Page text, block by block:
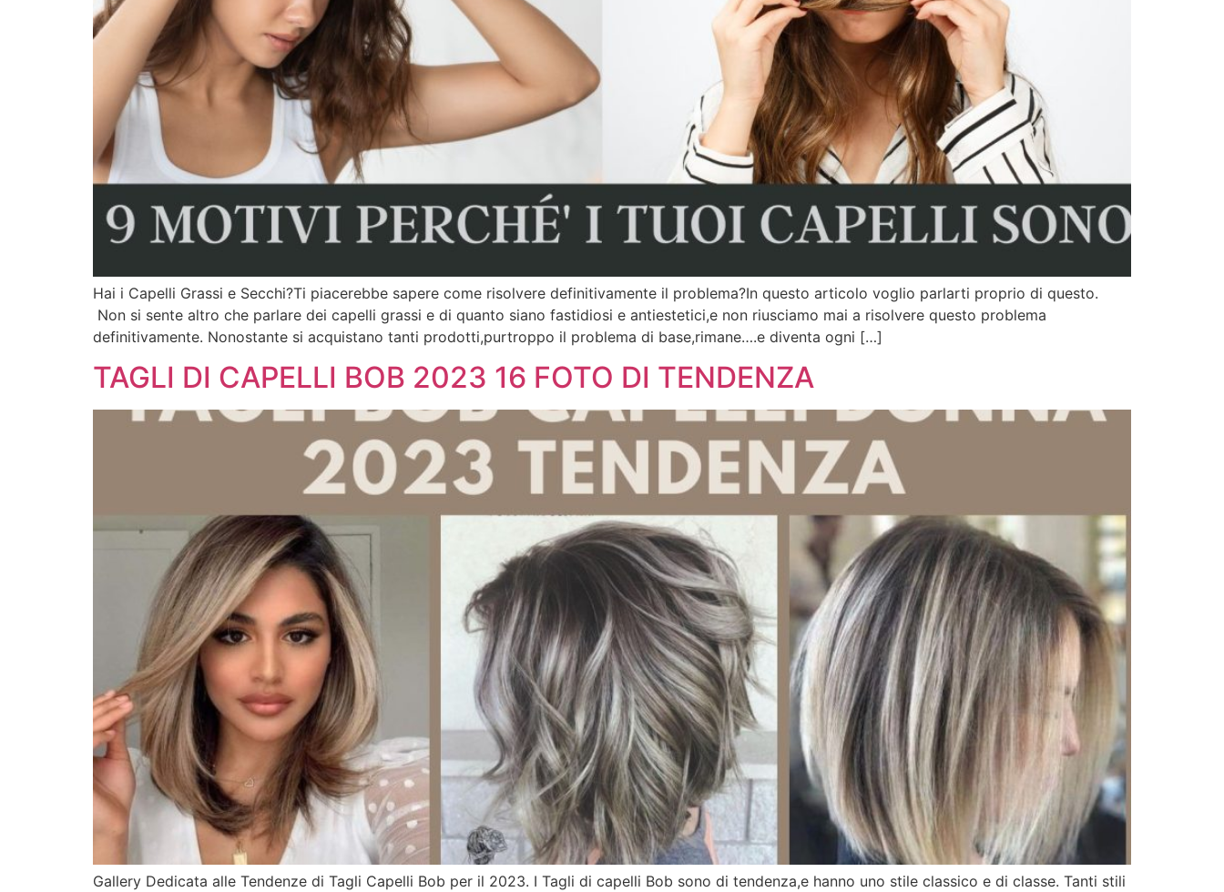
Hai i Capelli Grassi e Secchi?Ti piacerebbe sapere come risolvere definitivamente il problema?In questo articolo voglio parlarti proprio di questo.
Non si sente altro che parlare dei capelli grassi e di quanto siano fastidiosi e antiestetici,e non riusciamo mai a risolvere questo problema
definitivamente. Nonostante si acquistano tanti prodotti,purtroppo il problema di base,rimane….e diventa ogni […]
TAGLI DI CAPELLI BOB 2023 16 FOTO DI TENDENZA
Gallery Dedicata alle Tendenze di Tagli Capelli Bob per il 2023. I Tagli di capelli Bob sono di tendenza,e hanno uno stile classico e di classe. Tanti stili